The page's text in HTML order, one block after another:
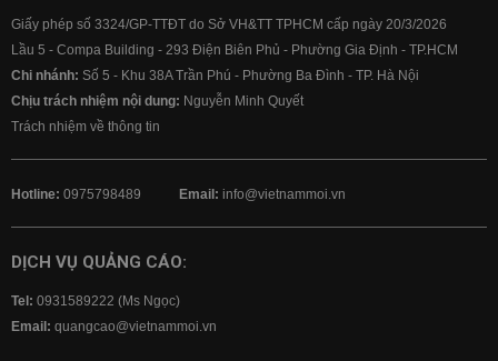
Giấy phép số 3324/GP-TTĐT do Sở VH&TT TPHCM cấp ngày 20/3/2026
Lầu 5 - Compa Building - 293 Điện Biên Phủ - Phường Gia Định - TP.HCM
Chi nhánh: Số 5 - Khu 38A Trần Phú - Phường Ba Đình - TP. Hà Nội
Chịu trách nhiệm nội dung: Nguyễn Minh Quyết
Trách nhiệm về thông tin
Hotline: 0975798489 Email: info@vietnammoi.vn
DỊCH VỤ QUẢNG CÁO:
Tel: 0931589222 (Ms Ngọc)
Email: quangcao@vietnammoi.vn